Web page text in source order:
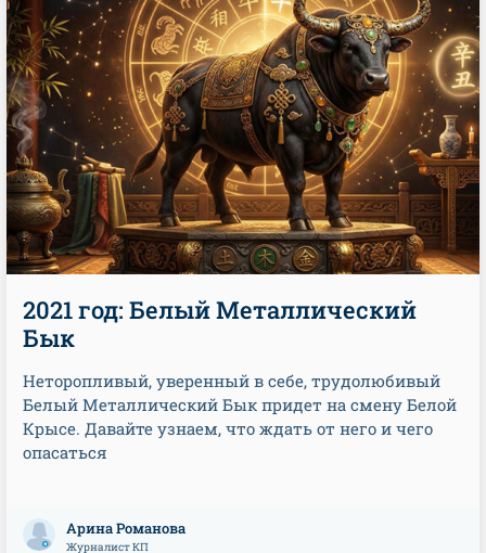
2021 год: Белый Металлический
Бык
Неторопливый, уверенный в себе, трудолюбивый
Белый Металлический Бык придет на смену Белой
Крысе. Давайте узнаем, что ждать от него и чего
опасаться
Арина Романова
Журналист КП